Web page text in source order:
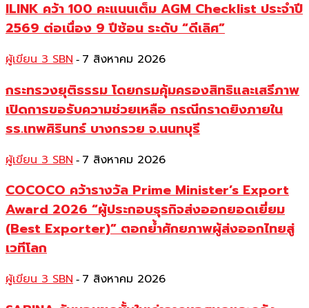
ILINK คว้า 100 คะแนนเต็ม AGM Checklist ประจำปี
2569 ต่อเนื่อง 9 ปีซ้อน ระดับ “ดีเลิศ”
ผู้เขียน 3 SBN - 7 สิงหาคม 2026
กระทรวงยุติธรรม โดยกรมคุ้มครองสิทธิและเสรีภาพ
เปิดการขอรับความช่วยเหลือ กรณีกราดยิงภายใน
รร.เทพศิรินทร์ บางกรวย จ.นนทบุรี
ผู้เขียน 3 SBN - 7 สิงหาคม 2026
COCOCO คว้ารางวัล Prime Minister’s Export
Award 2026 “ผู้ประกอบธุรกิจส่งออกยอดเยี่ยม
(Best Exporter)” ตอกย้ำศักยภาพผู้ส่งออกไทยสู่
เวทีโลก
ผู้เขียน 3 SBN - 7 สิงหาคม 2026